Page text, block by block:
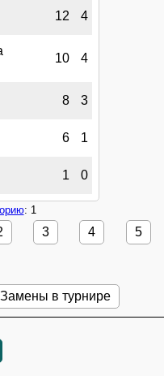
12 4
10 4
8 3
6 1
1 0
: 1
3 4 5
Замены в турнире